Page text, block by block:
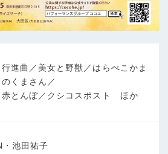
進曲／美女と野獣／はらぺこかま
くまさん／
赤とんぼ／クシコスポスト ほか
・池田祐子